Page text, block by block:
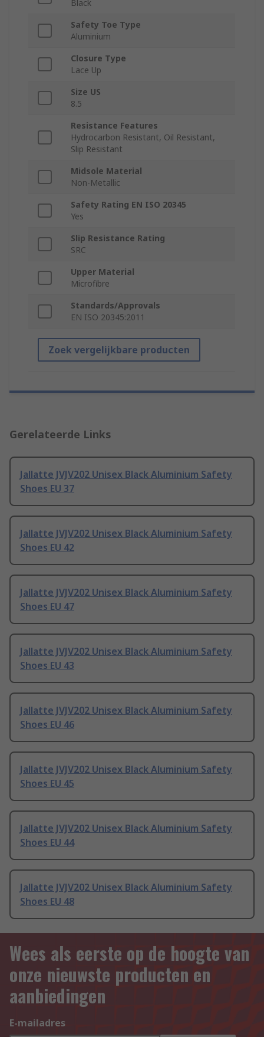
Black
Safety Toe Type
Aluminium
Closure Type
Lace Up
Size US
8.5
Resistance Features
Hydrocarbon Resistant, Oil Resistant,
Slip Resistant
Midsole Material
Non-Metallic
Safety Rating EN ISO 20345
Yes
Slip Resistance Rating
SRC
Upper Material
Microfibre
Standards/Approvals
EN ISO 20345:2011
Zoek vergelijkbare producten
Gerelateerde Links
Jallatte JVJV202 Unisex Black Aluminium Safety
Shoes EU 37
Jallatte JVJV202 Unisex Black Aluminium Safety
Shoes EU 42
Jallatte JVJV202 Unisex Black Aluminium Safety
Shoes EU 47
Jallatte JVJV202 Unisex Black Aluminium Safety
Shoes EU 43
Jallatte JVJV202 Unisex Black Aluminium Safety
Shoes EU 46
Jallatte JVJV202 Unisex Black Aluminium Safety
Shoes EU 45
Jallatte JVJV202 Unisex Black Aluminium Safety
Shoes EU 44
Jallatte JVJV202 Unisex Black Aluminium Safety
Shoes EU 48
Wees als eerste op de hoogte van
onze nieuwste producten en
aanbiedingen
E-mailadres